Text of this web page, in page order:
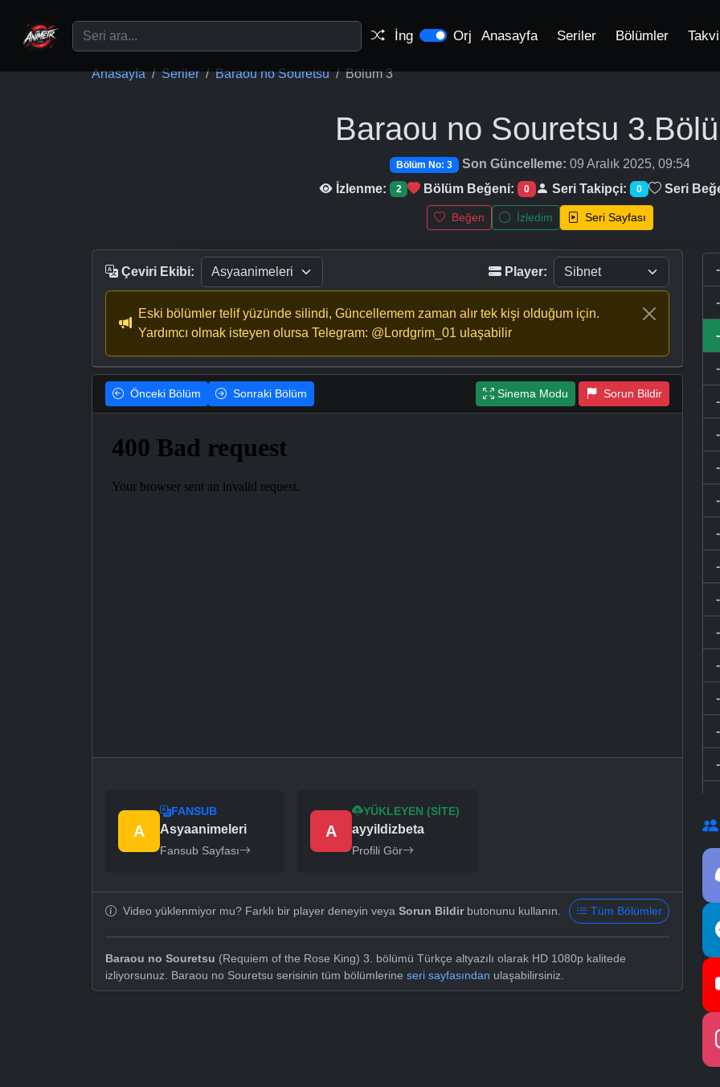
İng Orj Anasayfa Seriler Bölümler
Anasayfa Seriler Baraou no Souretsu Bölüm 3
Baraou no Souretsu
Bölüm No: 3 Son Güncelleme: 09 Aralık 2025, 09:54
İzlenme:
2 Bölüm Beğeni: 0 Seri Takipçi: 0 Seri
Beğen İzledim Seri Sayfası
Çeviri Ekibi: Player:
Eski bölümler telif yüzünde silindi, Güncellemem zaman alır tek kişi olduğum için.
Yardımcı olmak isteyen olursa Telegram: @Lordgrim_01 ulaşabilir
Önceki Bölüm Sonraki Bölüm Sinema Modu Sorun Bildir
A
FANSUB
Asyaanimeleri
Fansub Sayfası
A
YÜKLEYEN (SITE)
ayyildizbeta
Profili Gör
Video yüklenmiyor mu? Farklı bir player deneyin veya Sorun Bildirbutonunu kullanın. Tüm Bölümler
Baraou no Souretsu (Requiem of the Rose King) 3. bölümü Türkçe altyazılı olarak HD 1080p kalitede
izliyorsunuz. Baraou no Souretsu serisinin tüm bölümlerine seri sayfasından ulaşabilirsiniz.